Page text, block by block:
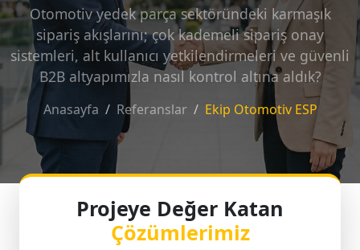
Otomotiv yedek parça sektöründeki karmaşık
sipariş akışlarını; çok kademeli sipariş onay
sistemleri, alt kullanıcı yetkilendirmeleri ve güvenli
B2B altyapımızla nasıl kontrol altına aldık?
Anasayfa Referanslar Ekip Otomotiv ESP
Projeye Değer Katan
Çözümlerimiz